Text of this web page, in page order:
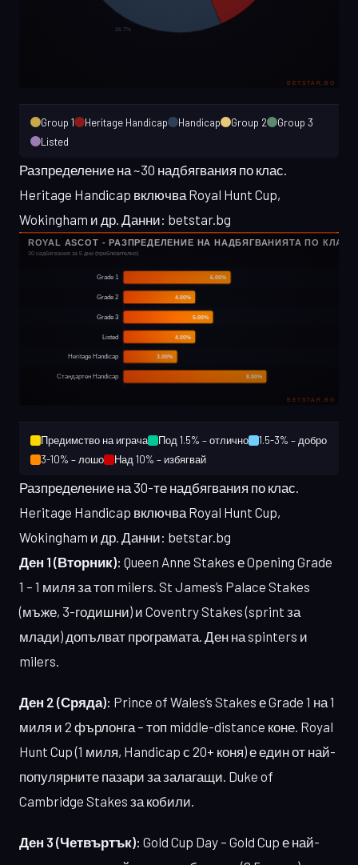
Group 1 Heritage Handicap Handicap Group 2
Group 3
Listed
Разпределение на ~30 надбягвания по клас.
Heritage Handicap включва Royal Hunt Cup,
Wokingham и др. Данни: betstar.bg
Предимство на играча Под 1.5% – отлично
1.5-3% – добро
3-10% – лошо
Над 10% – избягвай
Разпределение на 30-те надбягвания по клас.
Heritage Handicap включва Royal Hunt Cup,
Wokingham и др. Данни: betstar.bg
Ден 1 (Вторник): Queen Anne Stakes е Opening Grade
1 – 1 миля за топ milers. St James’s Palace Stakes
(мъже, 3-годишни) и Coventry Stakes (sprint за
млади) допълват програмата. Ден на spinters и
milers.
Ден 2 (Сряда): Prince of Wales’s Stakes е Grade 1 на 1
миля и 2 фърлонга – топ middle-distance коне. Royal
Hunt Cup (1 миля, Handicap с 20+ коня) е един от най-
популярните пазари за залагащи. Duke of
Cambridge Stakes за кобили.
Ден 3 (Четвъртък): Gold Cup Day – Gold Cup е най-